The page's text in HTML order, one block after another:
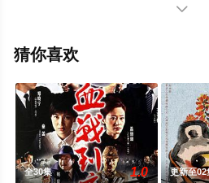
剧，大结局剧情已揭晓（全24集
步至豆瓣电视剧、电视猫或剧情网

猜你喜欢
全30集 1.0 更新至02